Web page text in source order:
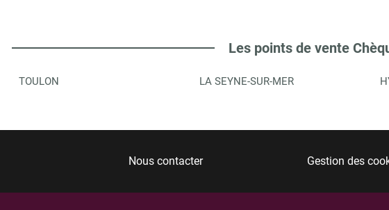
Les points de vente
TOULON LA SEYNE-SUR-MER
Nous contacter Gestion des